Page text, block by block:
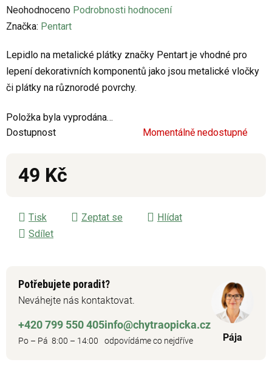
Průměrné
hodnocení
je
0,0
z
hvězdiček.
Neohodnoceno Podrobnosti hodnocení
Značka: Pentart
Lepidlo na metalické plátky značky Pentart je vhodné pro
lepení dekorativních komponentů jako jsou metalické vločky
či plátky na různorodé povrchy.
Položka byla vyprodána…
Dostupnost
Momentálně nedostupné
49 Kč
Tisk Zeptat se
Hlídat
Sdílet
Potřebujete poradit?
Neváhejte nás kontaktovat.
+420 799 550 405
Po – Pá 8:00 – 14:00
info@chytraopicka.cz
odpovídáme co nejdříve Pája